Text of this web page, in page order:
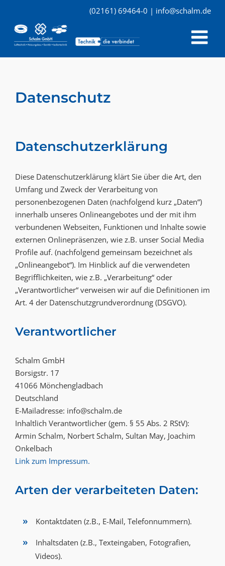
content
(02161) 69464-0 | info@schalm.de
Datenschutz
Datenschutzerklärung
Diese Datenschutzerklärung klärt Sie über die Art, den
Umfang und Zweck der Verarbeitung von
personenbezogenen Daten (nachfolgend kurz „Daten“)
innerhalb unseres Onlineangebotes und der mit ihm
verbundenen Webseiten, Funktionen und Inhalte sowie
externen Onlinepräsenzen, wie z.B. unser Social Media
Profile auf. (nachfolgend gemeinsam bezeichnet als
„Onlineangebot“). Im Hinblick auf die verwendeten
Begrifflichkeiten, wie z.B. „Verarbeitung“ oder
„Verantwortlicher“ verweisen wir auf die Definitionen im
Art. 4 der Datenschutzgrundverordnung (DSGVO).
Verantwortlicher
Schalm GmbH
Borsigstr. 17
41066 Mönchengladbach
Deutschland
E-Mailadresse: info@schalm.de
Inhaltlich Verantwortlicher (gem. § 55 Abs. 2 RStV):
Armin Schalm, Norbert Schalm, Sultan May, Joachim
Onkelbach
Link zum Impressum.
Arten der verarbeiteten Daten:
Kontaktdaten (z.B., E-Mail, Telefonnummern).
Inhaltsdaten (z.B., Texteingaben, Fotografien,
Videos).